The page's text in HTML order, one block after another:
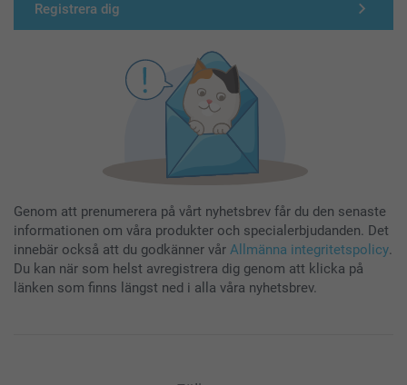
Registrera dig
Genom att prenumerera på vårt nyhetsbrev får du den senaste
informationen om våra produkter och specialerbjudanden. Det
innebär också att du godkänner vår Allmänna integritetspolicy.
Du kan när som helst avregistrera dig genom att klicka på
länken som finns längst ned i alla våra nyhetsbrev.